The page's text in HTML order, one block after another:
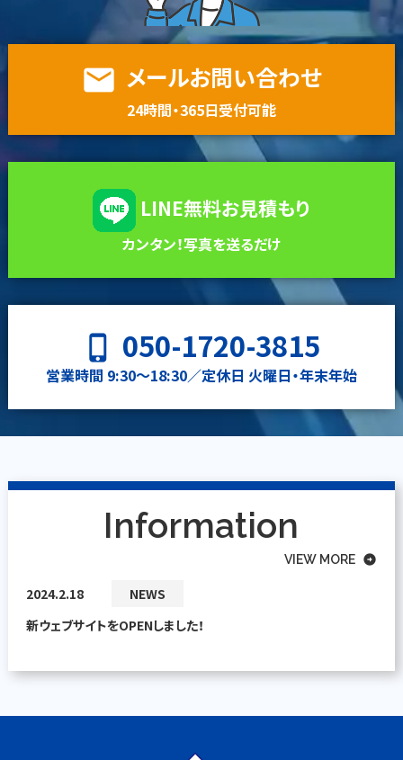
email メールお問い合わせ
24時間・365日受付可能
LINE無料お見積もり
カンタン！写真を送るだけ
phone_iphone 050-1720-3815
営業時間 9:30〜18:30／定休日 火曜日・年末年始
Information
VIEW MORE arrow_circle_right
2024.2.18
NEWS
新ウェブサイトをOPENしました！